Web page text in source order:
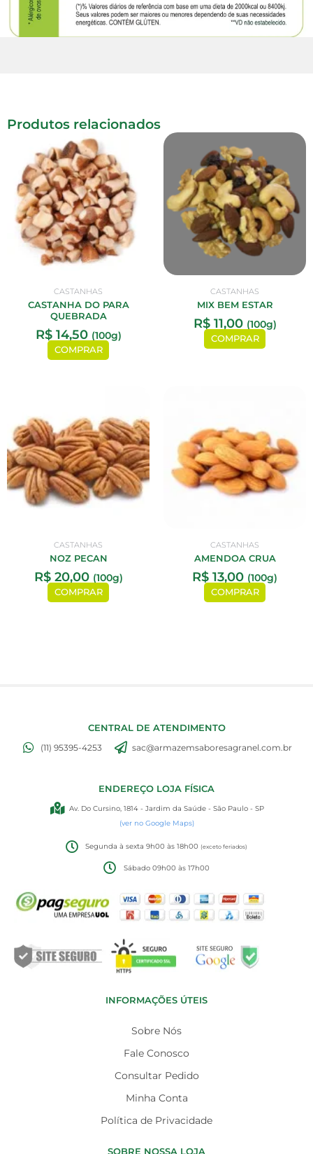
Produtos relacionados
CASTANHAS
CASTANHA DO PARA
QUEBRADA
R$14,50 (100g)
COMPRAR
CASTANHAS
MIX BEM ESTAR
R$11,00 (100g)
COMPRAR
CASTANHAS
NOZ PECAN
R$20,00 (100g)
COMPRAR
CASTANHAS
AMENDOA CRUA
R$ 13,00 (100g)
COMPRAR
CENTRAL DE ATENDIMENTO
(11) 95395-4253 sac@armazemsaboresagranel.com.br
ENDEREÇO LOJA FÍSICA
Av. Do Cursino, 1814 - Jardim da Saúde - São Paulo - SP
(ver no Google Maps)
Segunda à sexta 9h00 às 18h00(exceto feriados)
Sábado 09h00 às 17h00
INFORMAÇÕES ÚTEIS
Sobre Nós
Fale Conosco
Consultar Pedido
Minha Conta
Política de Privacidade
SOBRE NOSSA LOJA